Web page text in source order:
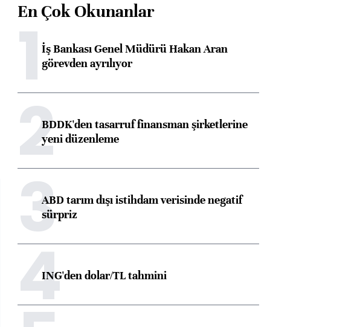
En Çok Okunanlar
1İş Bankası Genel Müdürü Hakan Aran
görevden ayrılıyor
2BDDK'den tasarruf finansman şirketlerine
yeni düzenleme
3ABD tarım dışı istihdam verisinde negatif
sürpriz
4ING'den dolar/TL tahmini